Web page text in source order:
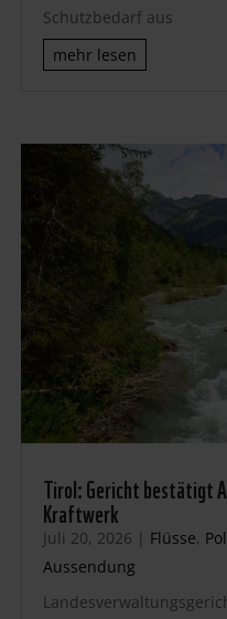
Schutzbedarf aus
mehr lesen
Tirol: Gericht bestätigt
Kraftwerk
Juli 20, 2026 | Flüsse,
Aussendung